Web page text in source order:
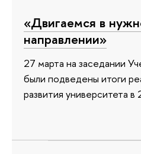
«Двигаемся в
направлении»
27 марта на заседании
были подведены итоги
развития университета в